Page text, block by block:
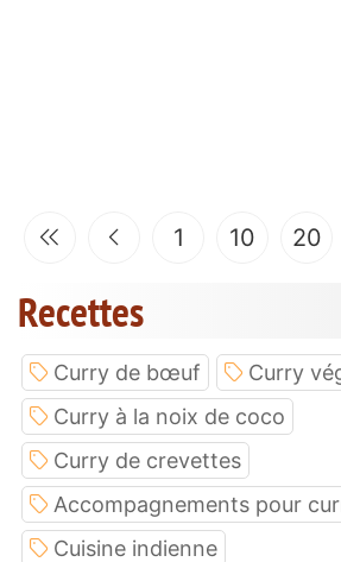
1 10 20
Recettes
Curry de bœuf
Curry
Curry à la noix de coco
Curry de crevettes
Accompagnements pour
Cuisine indienne